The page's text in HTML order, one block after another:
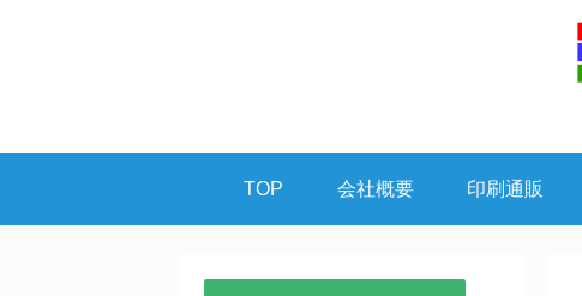
TOP 会社概要 印刷通販